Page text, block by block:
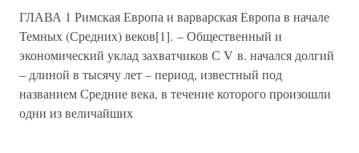
ГЛАВА 1 Римская Европа и варварская Европа в начале
Темных (Средних) веков[1]. – Общественный и
экономический уклад захватчиков С V в. начался долгий
– длиной в тысячу лет – период, известный под
названием Средние века, в течение которого произошли
одни из величайших